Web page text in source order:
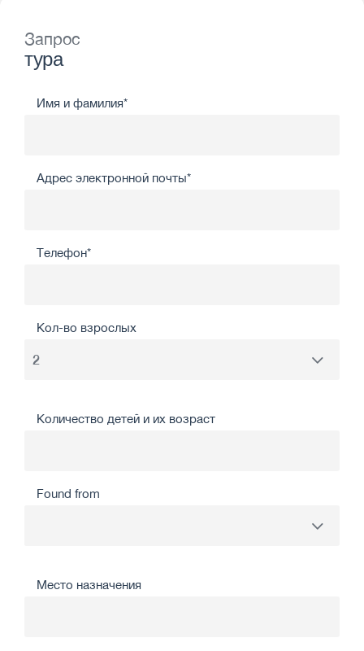
Запрос
тура
Имя и фамилия*
Адрес электронной почты*
Телефон*
Кол-во взрослых
Количество детей и их возраст
Found from
Место назначения